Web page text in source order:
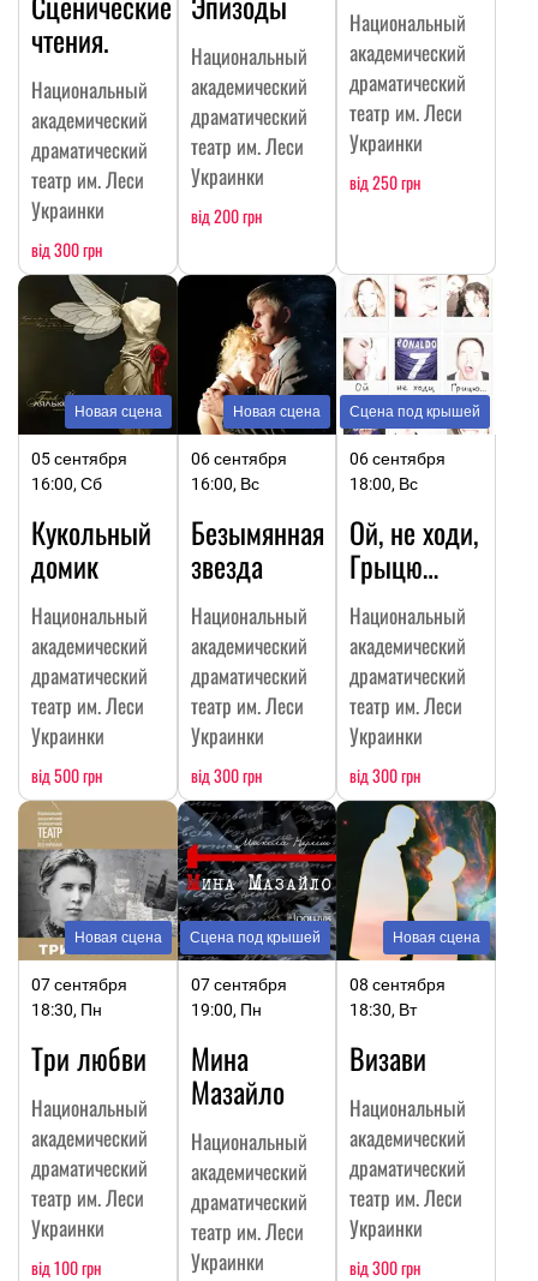
чтения.
Национальный
академический
драматический
театр им. Леси
Украинки
від 300 грн
Национальный
академический
драматический
театр им. Леси
Украинки
від 200 грн
Национальный
академический
драматический
театр им. Леси
Украинки
від 250 грн
Новая сцена
05 сентября
16:00, Сб
Кукольный
домик
Национальный
академический
драматический
театр им. Леси
Украинки
від 500 грн
Новая сцена
06 сентября
16:00, Вс
Безымянная
звезда
Национальный
академический
драматический
театр им. Леси
Украинки
від 300 грн
Сцена под крышей
06 сентября
18:00, Вс
Ой, не ходи,
Грыцю…
Национальный
академический
драматический
театр им. Леси
Украинки
від 300 грн
Новая сцена
07 сентября
18:30, Пн
Три любви
Национальный
академический
драматический
театр им. Леси
Украинки
від 100 грн
Сцена под крышей
07 сентября
19:00, Пн
Мина
Мазайло
Национальный
академический
драматический
театр им. Леси
Украинки
Новая сцена
08 сентября
18:30, Вт
Визави
Национальный
академический
драматический
театр им. Леси
Украинки
від 300 грн